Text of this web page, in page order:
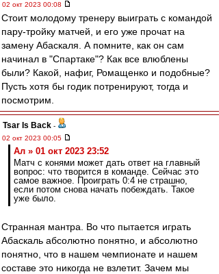
02 окт 2023 00:08
Стоит молодому тренеру выиграть с командой
пару-тройку матчей, и его уже прочат на
замену Абаскаля. А помните, как он сам
начинал в "Спартаке"? Как все влюблены
были? Какой, нафиг, Ромащенко и подобные?
Пусть хотя бы годик потренируют, тогда и
посмотрим.
Tsar Is Back -
02 окт 2023 00:05
Ал » 01 окт 2023 23:52
Матч с конями может дать ответ на главный
вопрос: что творится в команде. Сейчас это
самое важное. Проиграть 0:4 не страшно,
если потом снова начать побеждать. Такое
уже было.
Странная мантра. Во что пытается играть
Абаскаль абсолютно понятно, и абсолютно
понятно, что в нашем чемпионате и нашем
составе это никогда не взлетит. Зачем мы